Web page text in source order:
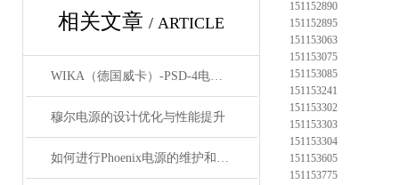
相关文章 / ARTICLE
WIKA（德国威卡）-PSD-4电子压力开关
穆尔电源的设计优化与性能提升
如何进行Phoenix电源的维护和保养？
151152890
151152895
151153063
151153075
151153085
151153241
151153302
151153303
151153304
151153605
151153775